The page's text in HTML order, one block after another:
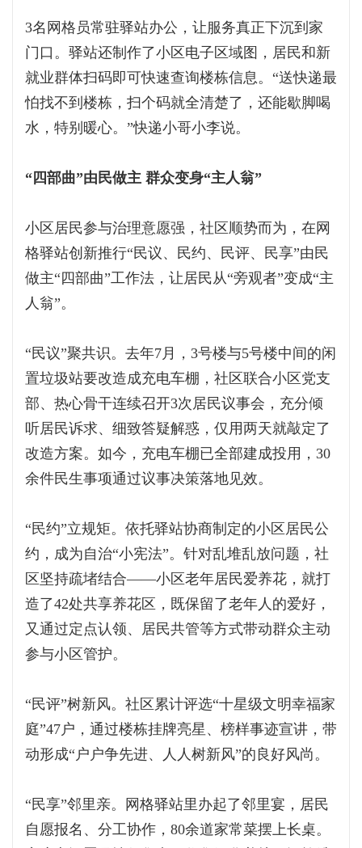
3名网格员常驻驿站办公，让服务真正下沉到家
门口。驿站还制作了小区电子区域图，居民和新
就业群体扫码即可快速查询楼栋信息。“送快递最
怕找不到楼栋，扫个码就全清楚了，还能歇脚喝
水，特别暖心。”快递小哥小李说。
“四部曲”由民做主 群众变身“主人翁”
小区居民参与治理意愿强，社区顺势而为，在网
格驿站创新推行“民议、民约、民评、民享”由民
做主“四部曲”工作法，让居民从“旁观者”变成“主
人翁”。
“民议”聚共识。去年7月，3号楼与5号楼中间的闲
置垃圾站要改造成充电车棚，社区联合小区党支
部、热心骨干连续召开3次居民议事会，充分倾
听居民诉求、细致答疑解惑，仅用两天就敲定了
改造方案。如今，充电车棚已全部建成投用，30
余件民生事项通过议事决策落地见效。
“民约”立规矩。依托驿站协商制定的小区居民公
约，成为自治“小宪法”。针对乱堆乱放问题，社
区坚持疏堵结合——小区老年居民爱养花，就打
造了42处共享养花区，既保留了老年人的爱好，
又通过定点认领、居民共管等方式带动群众主动
参与小区管护。
“民评”树新风。社区累计评选“十星级文明幸福家
庭”47户，通过楼栋挂牌亮星、榜样事迹宣讲，带
动形成“户户争先进、人人树新风”的良好风尚。
“民享”邻里亲。网格驿站里办起了邻里宴，居民
自愿报名、分工协作，80余道家常菜摆上长桌。